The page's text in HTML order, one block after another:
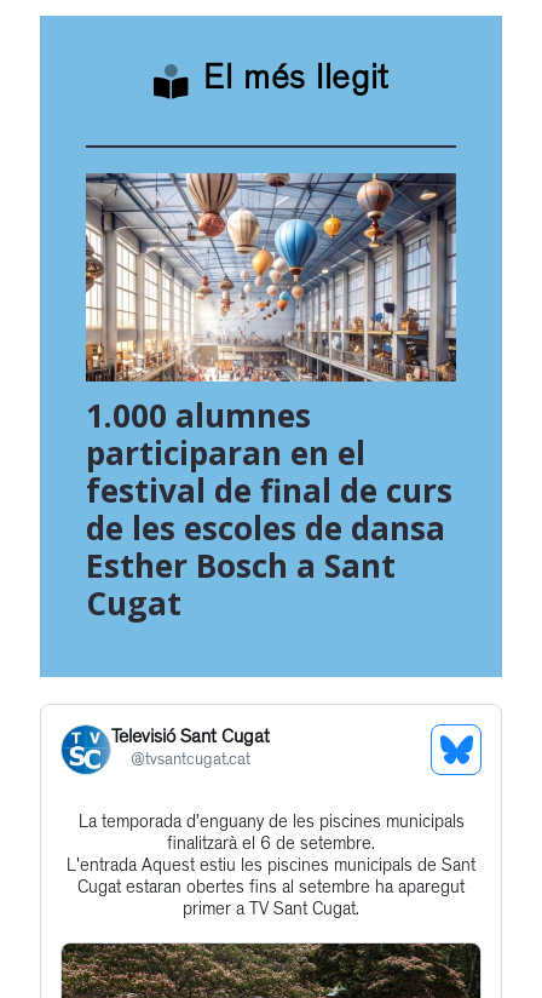
El més llegit
1.000 alumnes
participaran en el
festival de final de curs
de les escoles de dansa
Esther Bosch a Sant
Cugat
Televisió Sant Cugat
@tvsantcugat.cat
See
Profile
Get
to
this
La temporada d’enguany de les piscines municipals
finalitzarà el 6 de setembre.
L'entrada Aquest estiu les piscines municipals de Sant
Cugat estaran obertes fins al setembre ha aparegut
primer a TV Sant Cugat.